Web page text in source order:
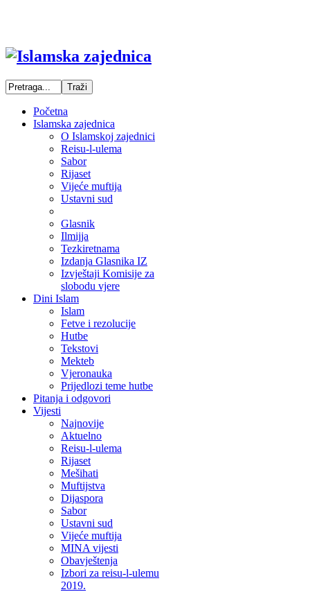
Početna
Islamska zajednica
O Islamskoj zajednici
Reisu-l-ulema
Sabor
Rijaset
Vijeće muftija
Ustavni sud
Glasnik
Ilmijja
Tezkiretnama
Izdanja Glasnika IZ
Izvještaji Komisije za
slobodu vjere
Dini Islam
Islam
Fetve i rezolucije
Hutbe
Tekstovi
Mekteb
Vjeronauka
Prijedlozi teme hutbe
Pitanja i odgovori
Vijesti
Najnovije
Aktuelno
Reisu-l-ulema
Rijaset
Mešihati
Muftijstva
Dijaspora
Sabor
Ustavni sud
Vijeće muftija
MINA vijesti
Obavještenja
Izbori za reisu-l-ulemu
2019.